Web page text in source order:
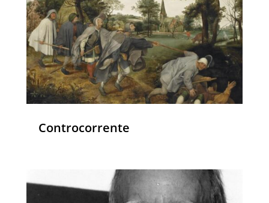
Controcorrente